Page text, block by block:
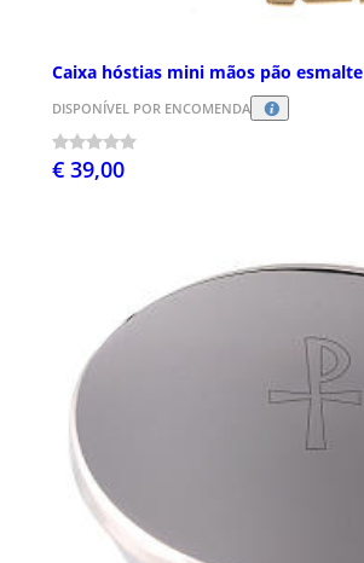
Caixa hóstias mini mãos pão esmalte
DISPONÍVEL POR ENCOMENDA
€ 39,00